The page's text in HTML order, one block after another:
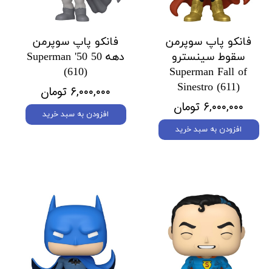
فانکو پاپ سوپرمن
سقوط سینسترو
Superman Fall of
Sinestro (611)
۶,۰۰۰,۰۰۰ تومان
افزودن به سبد خرید
فانکو پاپ سوپرمن
دهه 50 Superman '50
(610)
۶,۰۰۰,۰۰۰ تومان
افزودن به سبد خرید